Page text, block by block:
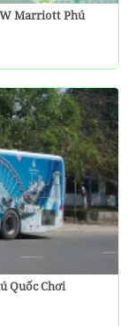
Marriott Phú
Quốc Chơi